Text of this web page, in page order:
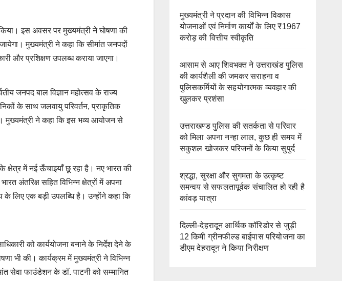
किया। इस अवसर पर मुख्यमंत्री ने घोषणा की
मुख्यमंत्री ने कहा कि सीमांत जनपदों
और प्रशिक्षण उपलब्ध कराया जाएगा।
जनपद बाल विज्ञान महोत्सव के राज्य
के साथ जलवायु परिवर्तन, प्राकृतिक
मुख्यमंत्री ने कहा कि इस भव्य आयोजन से
क्षेत्र में नई ऊँचाइयाँ छू रहा है। नए भारत की
अंतरिक्ष सहित विभिन्न क्षेत्रों में अपना
के लिए एक बड़ी उपलब्धि है। उन्होंने कहा कि
को कार्ययोजना बनाने के निर्देश देने के
भी की। कार्यक्रम में मुख्यमंत्री ने विभिन्न
सेवा फाउंडेशन के डॉ. पाटनी को सम्मानित
मुख्यमंत्री ने प्रदान की विभिन्न विकास
योजनाओं एवं निर्माण कार्यों के लिए ₹1967
करोड़ की वित्तीय स्वीकृति
आसाम से आए शिवभक्त ने उत्तराखंड पुलिस
की कार्यशैली की जमकर सराहना व
पुलिसकर्मियों के सहयोगात्मक व्यवहार की
खुलकर प्रशंसा
उत्तराखण्ड पुलिस की सतर्कता से परिवार
को मिला अपना नन्हा लाल, कुछ ही समय में
सकुशल खोजकर परिजनों के किया सुपुर्द
श्रद्धा, सुरक्षा और सुगमता के उत्कृष्ट
समन्वय से सफलतापूर्वक संचालित हो रही है
कांवड़ यात्रा
दिल्ली-देहरादून आर्थिक कॉरिडोर से जुड़ी
12 किमी ग्रीनफील्ड बाईपास परियोजना का
डीएम देहरादून ने किया निरीक्षण